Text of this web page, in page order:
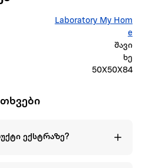
Laboratory My Hom
e
შავი
ხე
50X50X84
ექსტრაზე?